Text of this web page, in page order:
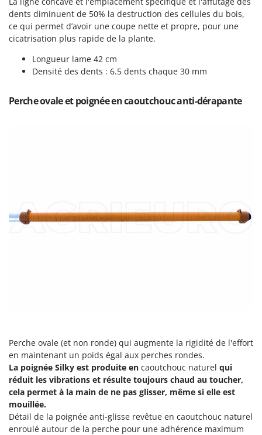
Pulvérisateurs
Pulvérisateurs portés
Rafraîchisseurs d'air par évaporation
Rampes de chargement en aluminium
Râteaux pour tracteur
S
Sécateurs pneumatiques
Semoirs et Épandeurs d'engrais
Socs pour tracteur
Souffleurs aspirateurs pour Feuilles
Soufreuses - Poudreuses à dos
Soufreuses - Poudreuses pour tracteur
GRIFO
GVS
GYS
Helvi
Imperia
J JOLLY ITALIA
K
KAAZ
Karcher
Kasco
Kemper
dents diminuent de 50% la destruction des cellules du bois,
ce qui permet d’avoir une coupe nette et propre, pour une
cicatrisation plus rapide de la plante.
Longueur lame 42 cm
Densité des dents : 6.5 dents chaque 30 mm
Perche ovale et poignée en caoutchouc anti-dérapante
Perche ovale (et non ronde) qui augmente la rigidité de l'effort
en maintenant un poids égal aux perches rondes.
La poignée Silky est produite en caoutchouc naturel qui
réduit les vibrations et résulte toujours chaud au toucher,
cela permet à la main de ne pas glisser, même si elle est
mouillée.
Détail de la poignée anti-glisse revêtue en caoutchouc naturel
enroulé autour de la perche pour une adhérence maximum